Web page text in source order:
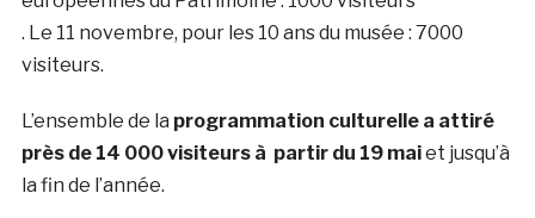
. Le 11 novembre, pour les 10 ans du musée : 7000
visiteurs.
L’ensemble de la programmation culturelle a attiré
près de 14 000 visiteurs à partir du 19 maiet jusqu’à
la fin de l’année.